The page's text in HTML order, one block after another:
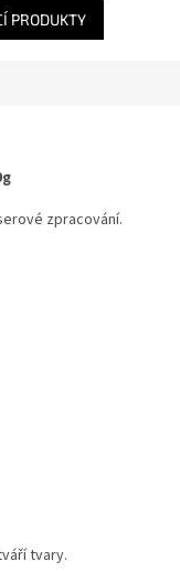
PRODUKTY
zpracování.
tvary.